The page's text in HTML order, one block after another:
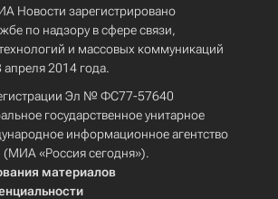
Новости зарегистрировано
по надзору в сфере связи,
и массовых коммуникаций
2014 года.
Эл № ФС77-57640
государственное унитарное
информационное агентство
(МИА «Россия сегодня»).
материалов